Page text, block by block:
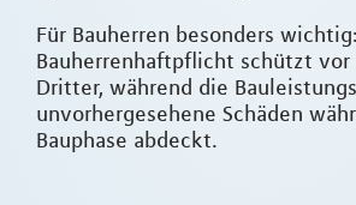
Für Bauherren besonders
Bauherrenhaftpflicht schützt vor
Dritter, während die
unvorhergesehene Schäden
Bauphase abdeckt.